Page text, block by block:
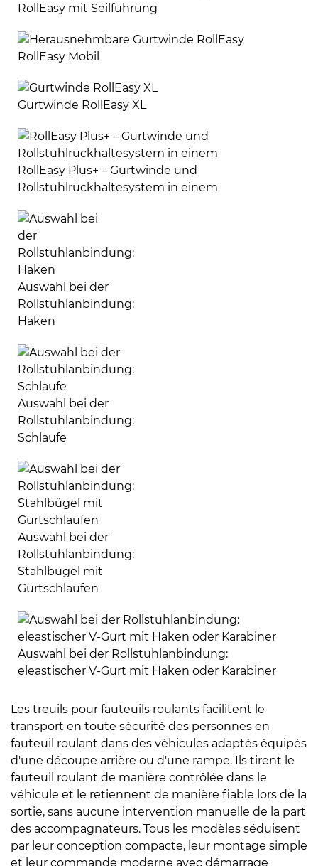
RollEasy mit Seilführung
RollEasy Mobil
Gurtwinde RollEasy XL
RollEasy Plus+ – Gurtwinde und
Rollstuhlrückhaltesystem in einem
Auswahl bei der
Rollstuhlanbindung:
Haken
Auswahl bei der
Rollstuhlanbindung:
Schlaufe
Auswahl bei der
Rollstuhlanbindung:
Stahlbügel mit
Gurtschlaufen
Auswahl bei der Rollstuhlanbindung:
eleastischer V-Gurt mit Haken oder Karabiner
Les treuils pour fauteuils roulants facilitent le
transport en toute sécurité des personnes en
fauteuil roulant dans des véhicules adaptés équipés
d'une découpe arrière ou d'une rampe. Ils tirent le
fauteuil roulant de manière contrôlée dans le
véhicule et le retiennent de manière fiable lors de la
sortie, sans aucune intervention manuelle de la part
des accompagnateurs. Tous les modèles séduisent
par leur conception compacte, leur montage simple
et leur commande moderne avec démarrage